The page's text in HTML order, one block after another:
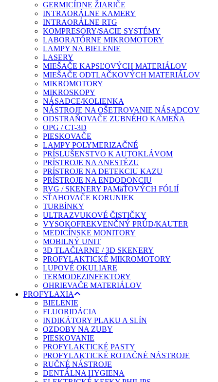
GERMICÍDNE ŽIARIČE
INTRAORÁLNE KAMERY
INTRAORÁLNE RTG
KOMPRESORY/SACIE SYSTÉMY
LABORATÓRNE MIKROMOTORY
LAMPY NA BIELENIE
LASERY
MIEŠAČE KAPSĽOVÝCH MATERIÁLOV
MIEŠAČE ODTLAČKOVÝCH MATERIÁLOV
MIKROMOTORY
MIKROSKOPY
NÁSADCE/KOLIENKA
NÁSTROJE NA OŠETROVANIE NÁSADCOV
ODSTRAŇOVAČE ZUBNÉHO KAMEŇA
OPG / CT-3D
PIESKOVAČE
LAMPY POLYMERIZAČNÉ
PRÍSLUŠENSTVO K AUTOKLÁVOM
PRÍSTROJE NA ANESTÉZU
PRÍSTROJE NA DETEKCIU KAZU
PRÍSTROJE NA ENDODONCIU
RVG / SKENERY PAMäŤOVÝCH FÓLIÍ
SŤAHOVAČE KORUNIEK
TURBÍNKY
ULTRAZVUKOVÉ ČISTIČKY
VYSOKOFREKVENČNÝ PRÚD/KAUTER
MEDICÍNSKE MONITORY
MOBILNÝ UNIT
3D TLAČIARNE / 3D SKENERY
PROFYLAKTICKÉ MIKROMOTORY
LUPOVÉ OKULIARE
TERMODEZINFEKTORY
OHRIEVAČE MATERIÁLOV
PROFYLAXIA
BIELENIE
FLUORIDÁCIA
INDIKÁTORY PLAKU A SLÍN
OZDOBY NA ZUBY
PIESKOVANIE
PROFYLAKTICKÉ PASTY
PROFYLAKTICKÉ ROTAČNÉ NÁSTROJE
RUČNÉ NÁSTROJE
DENTÁLNA HYGIENA